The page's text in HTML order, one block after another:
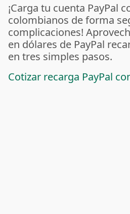
¡Carga tu cuenta PayPal
colombianos de forma
complicaciones!
en dólares de PayPal
en tres simples pasos.
Cotizar recarga PayPal